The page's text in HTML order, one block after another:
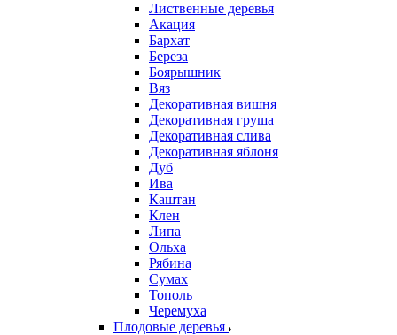
Лиственные деревья
Акация
Бархат
Береза
Боярышник
Вяз
Декоративная вишня
Декоративная груша
Декоративная слива
Декоративная яблоня
Дуб
Ива
Каштан
Клен
Липа
Ольха
Рябина
Сумах
Тополь
Черемуха
Плодовые деревья